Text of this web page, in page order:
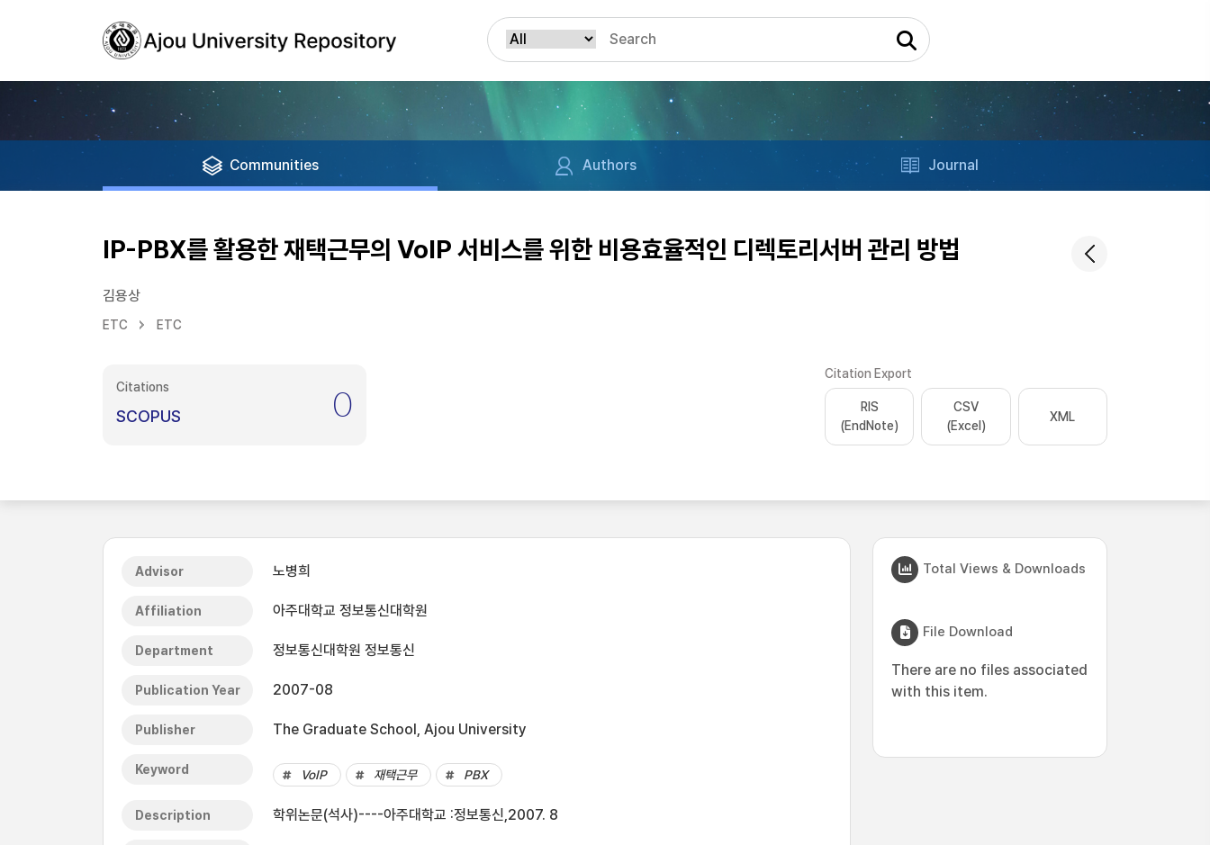
Communities Authors Journal
IP-PBX를 활용한 재택근무의 VoIP 서비스를 위한 비용효율적인 디렉토리서버 관리 방법
김용상
ETC ETC
Citations
SCOPUS 0
Citation Export
RIS
(EndNote)
CSV
(Excel)
XML
Advisor 노병희
Affiliation 아주대학교 정보통신대학원
Department 정보통신대학원 정보통신
Publication Year 2007-08
Publisher The Graduate School, Ajou University
Keyword VoIP 재택근무 PBX
Description 학위논문(석사)----아주대학교 :정보통신,2007. 8
Total Views & Downloads
File Download
There are no files associated
with this item.